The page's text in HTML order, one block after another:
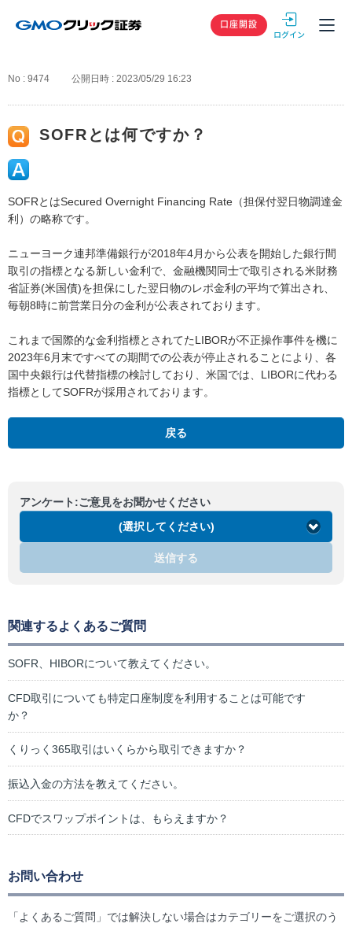
GMOクリック
口座開設
No : 9474 公開日時 : 2023/05/29 16:23
SOFRとは何ですか？
SOFRとはSecured Overnight Financing Rate（担保付翌日物調達金
利）の略称です。
ニューヨーク連邦準備銀行が2018年4月から公表を開始した銀行間
取引の指標となる新しい金利で、金融機関同士で取引される米財務
省証券(米国債)を担保にした翌日物のレポ金利の平均で算出され、
毎朝8時に前営業日分の金利が公表されております。
これまで国際的な金利指標とされてたLIBORが不正操作事件を機に
2023年6月末ですべての期間での公表が停止されることにより、各
国中央銀行は代替指標の検討しており、米国では、LIBORに代わる
指標としてSOFRが採用されております。
戻る
アンケート:ご意見をお聞かせください
(選択してください)
送信する
関連するよくあるご質問
SOFR、HIBORについて教えてください。
CFD取引についても特定口座制度を利用することは可能です
か？
くりっく365取引はいくらから取引できますか？
振込入金の方法を教えてください。
CFDでスワップポイントは、もらえますか？
お問い合わせ
「よくあるご質問」では解決しない場合はカテゴリーをご選択のう